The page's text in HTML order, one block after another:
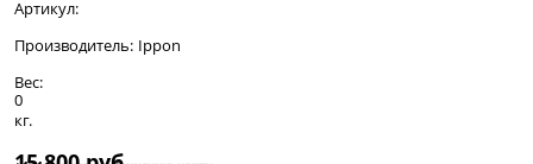
Артикул:
Производитель: Ippon
Вес:
0
кг.